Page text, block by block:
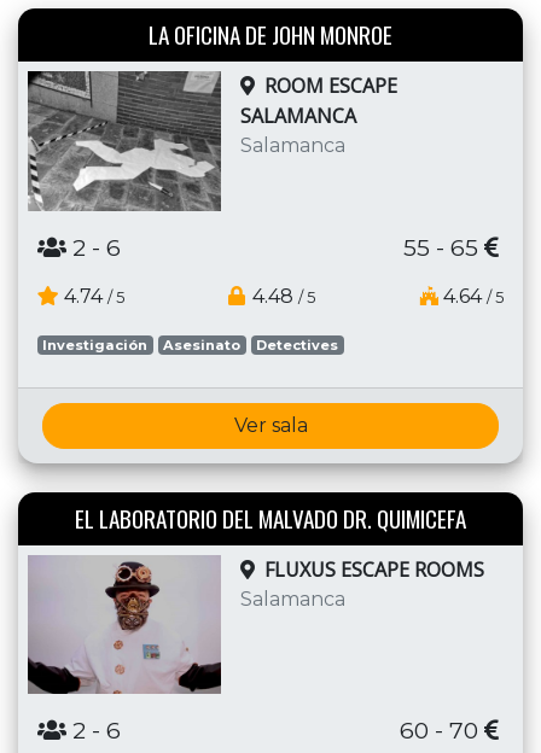
LA OFICINA DE JOHN MONROE
ROOM ESCAPE
SALAMANCA
Salamanca
2 - 6 55 - 65
4.74 / 5 4.48 / 5 4.64 / 5
Investigación Asesinato Detectives
Ver sala
EL LABORATORIO DEL MALVADO DR. QUIMICEFA
FLUXUS ESCAPE ROOMS
Salamanca
2 - 6 60 - 70